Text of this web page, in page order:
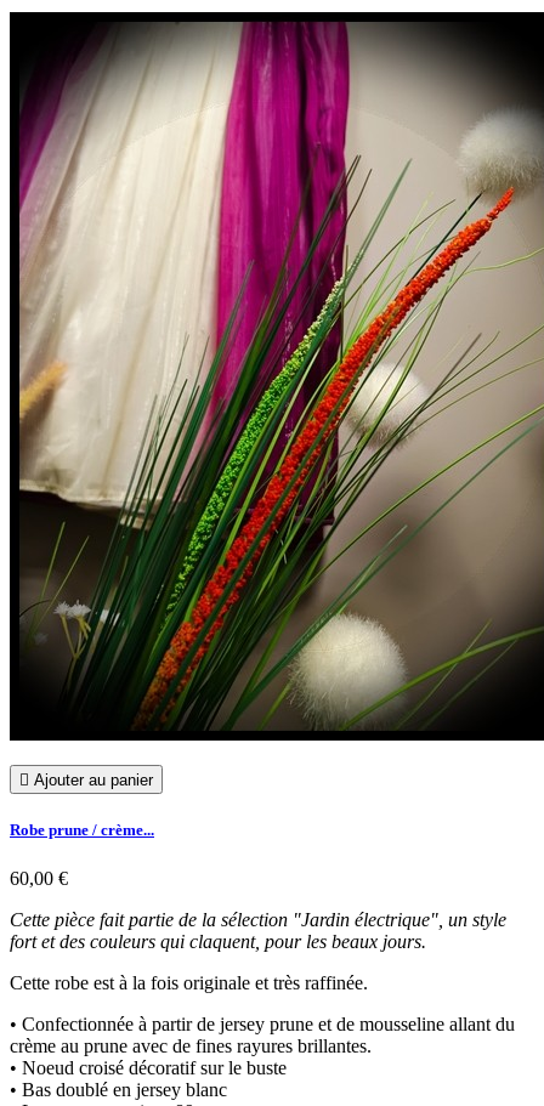
 Ajouter au panier
Robe prune / crème...
60,00 €
Cette pièce fait partie de la sélection "Jardin électrique", un style
fort et des couleurs qui claquent, pour les beaux jours.
Cette robe est à la fois originale et très raffinée.
• Confectionnée à partir de jersey prune et de mousseline allant du
crème au prune avec de fines rayures brillantes.
• Noeud croisé décoratif sur le buste
• Bas doublé en jersey blanc